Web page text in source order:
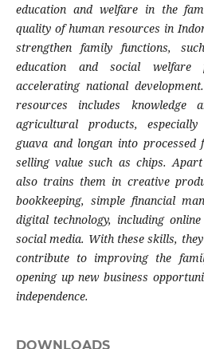
education and welfare in the
quality of human resources in
strengthen family functions,
education and social
accelerating national
resources includes knowledge
agricultural products,
guava and longan into
selling value such as chips.
also trains them in creative
bookkeeping, simple financial
digital technology, including
social media. With these skills,
contribute to improving the
opening up new business
independence.
DOWNLOADS